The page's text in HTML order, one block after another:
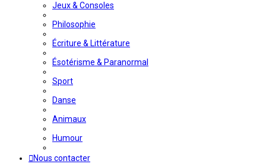
Jeux & Consoles
Philosophie
Écriture & Littérature
Ésotérisme & Paranormal
Sport
Danse
Animaux
Humour
Nous contacter